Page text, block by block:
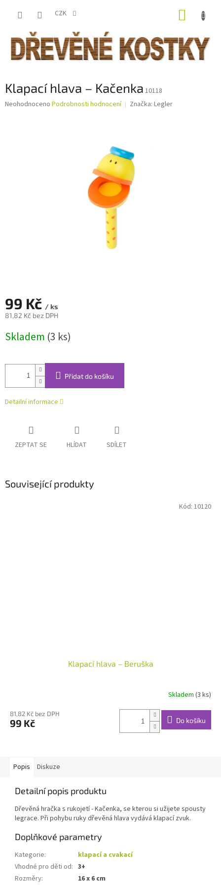
CZK
Klapací hlava – Kačenka 10118
Průměrné
Neohodnoceno Podrobnosti hodnocení Značka: Legler
99 Kč / ks
81,82 Kč bez DPH
cena:
Skladem (3 ks)
Přidat do košíku
Detailní informace
ZEPTAT SE HLÍDAT SDÍLET
Související produkty
Klapací hlava – Beruška
Skladem (3 ks)
81,82 Kč bez DPH
99 Kč Do košíku
Kód: 10120
Popis Diskuze
Detailní popis produktu
Dřevěná hračka s rukojetí - Kačenka, se kterou si užijete spousty
legrace. Při pohybu ruky dřevěná hlava vydává klapací zvuk.
Doplňkové parametry
Kategorie:
klapací a cvakací
Vhodné pro děti od: 3+
Rozměry: 16 x 6 cm